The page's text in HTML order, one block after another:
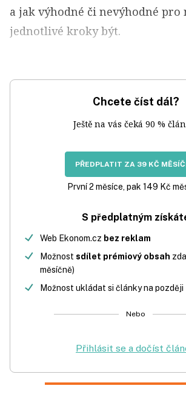
a jak výhodné či nevýhodné pro
jednotlivé kroky být.
Chcete číst dál?
Ještě na vás čeká 90 %
PŘEDPLATIT ZA 39 KČ
První 2 měsíce, pak 149 Kč
S předplatným
Web Ekonom.cz bez reklam
Možnost sdílet prémiový obsah
měsíčně)
Možnost ukládat si články na později
Nebo
Přihlásit se a dočíst